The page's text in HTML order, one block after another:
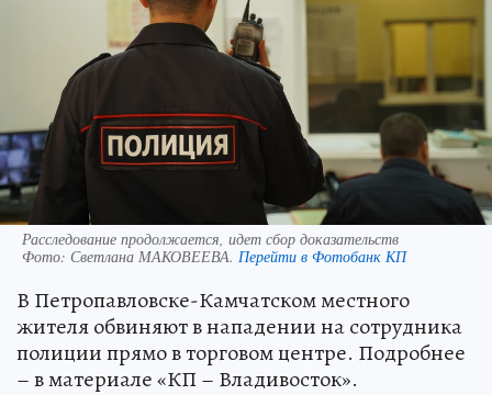
Расследование продолжается, идет сбор доказательств
Фото: Светлана МАКОВЕЕВА. Перейти в Фотобанк КП
В Петропавловске-Камчатском местного
жителя обвиняют в нападении на сотрудника
полиции прямо в торговом центре. Подробнее
– в материале «КП – Владивосток».